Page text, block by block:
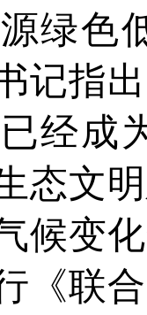
色低
记指
经成
态文
候变
《联